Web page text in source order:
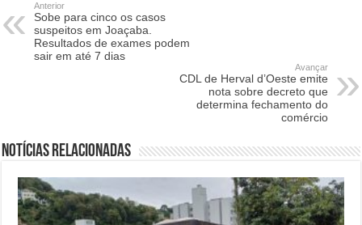
Anterior
Sobe para cinco os casos
suspeitos em Joaçaba.
Resultados de exames podem
sair em até 7 dias
Avançar
CDL de Herval d’Oeste emite
nota sobre decreto que
determina fechamento do
comércio
Notícias relacionadas